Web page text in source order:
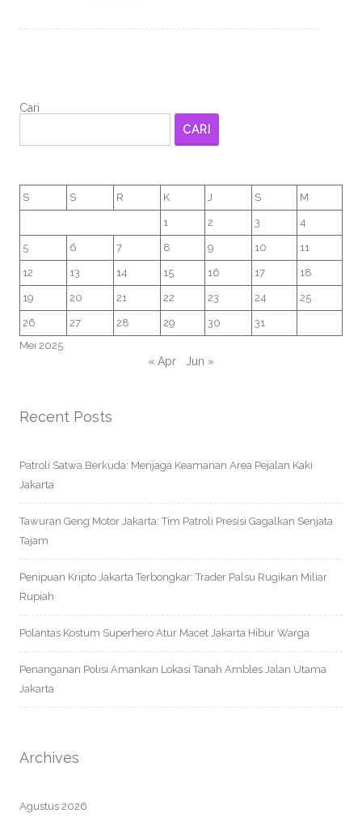
Cari
CARI
Mei 2025
S S R K J S M
1 2 3 4
5 6 7 8 9 10 11
12 13 14 15 16 17 18
19 20 21 22 23 24 25
26 27 28 29 30 31
« Apr Jun »
Recent Posts
Patroli Satwa Berkuda: Menjaga Keamanan Area Pejalan Kaki
Jakarta
Tawuran Geng Motor Jakarta: Tim Patroli Presisi Gagalkan Senjata
Tajam
Penipuan Kripto Jakarta Terbongkar: Trader Palsu Rugikan Miliar
Rupiah
Polantas Kostum Superhero Atur Macet Jakarta Hibur Warga
Penanganan Polisi Amankan Lokasi Tanah Ambles Jalan Utama
Jakarta
Archives
Agustus 2026